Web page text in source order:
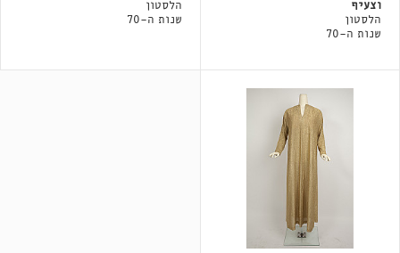
וצעיף
הלסטון
שנות ה-70
הלסטון
שנות ה-70